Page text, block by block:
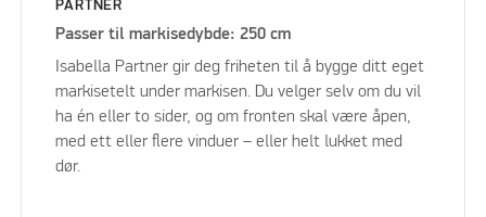
PARTNER
Passer til markisedybde: 250 cm
Isabella Partner gir deg friheten til å bygge ditt eget
markisetelt under markisen. Du velger selv om du vil
ha én eller to sider, og om fronten skal være åpen,
med ett eller flere vinduer – eller helt lukket med
dør.